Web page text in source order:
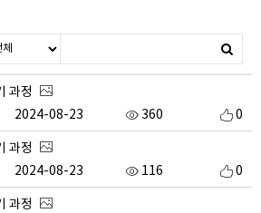
과정
0
360
2024-08-23
과정
0
116
2024-08-23
과정